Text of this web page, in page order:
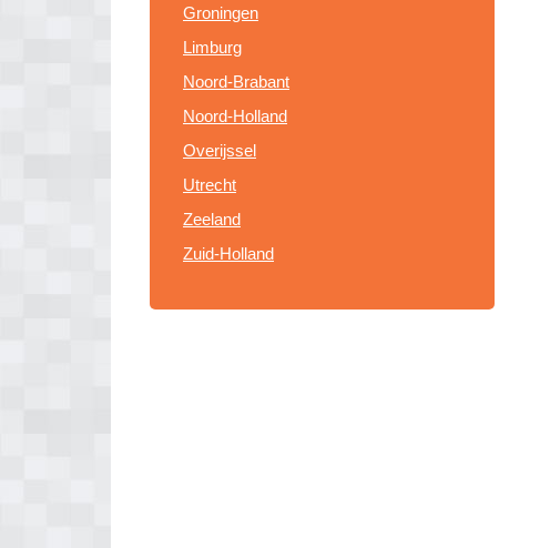
Groningen
Limburg
Noord-Brabant
Noord-Holland
Overijssel
Utrecht
Zeeland
Zuid-Holland